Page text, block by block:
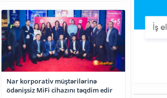
Nar korporativ müştərilərinə
ödənişsiz MiFi cihazını təqdim edir